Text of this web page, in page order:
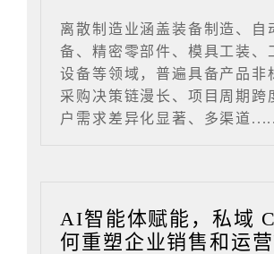
离散制造业涵盖装备制造、自
备、精密零部件、模具工装、
设备等领域，普遍具备产品非
采购决策链漫长、项目周期跨
户需求差异化显著、多渠道
AI智能体赋能，私域
何重塑企业销售和运营